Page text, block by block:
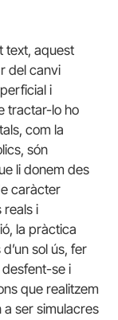
text, aquest
del canvi
i
tractar-lo ho
com la
són
li donem des
caràcter
reals i
la pràctica
sol ús, fer
desfent-se i
que realitzem
ser simulacres